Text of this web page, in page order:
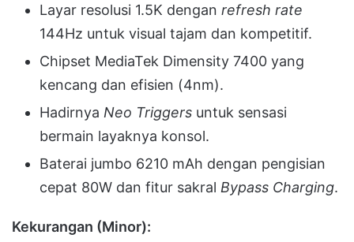
Layar resolusi 1.5K dengan refresh rate
144Hz untuk visual tajam dan kompetitif.
Chipset MediaTek Dimensity 7400 yang
kencang dan efisien (4nm).
Hadirnya Neo Triggers untuk sensasi
bermain layaknya konsol.
Baterai jumbo 6210 mAh dengan pengisian
cepat 80W dan fitur sakral Bypass Charging.
Kekurangan (Minor):